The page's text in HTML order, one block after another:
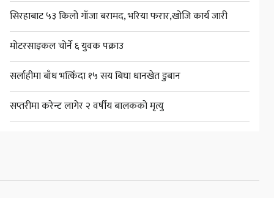
सिरहाबाट ५३ किलो गाँजा बरामद, भरिया फरार,खोजि कार्य जारी
मोटरसाइकल चोर्ने ६ युवक पक्राउ
सर्लाहीमा बाँध भत्किँदा १५ सय बिघा धानखेत डुबान
सप्तरीमा करेन्ट लागेर २ वर्षीय बालकको मृत्यु